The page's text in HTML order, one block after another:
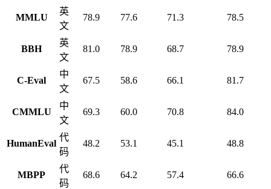
MMLU
英
文
78.9 77.6 71.3 78.5
BBH
英
文
81.0 78.9 68.7 78.9
C-Eval
中
文
67.5 58.6 66.1 81.7
CMMLU
中
文
69.3 60.0 70.8 84.0
HumanEval
代
码
48.2 53.1 45.1 48.8
MBPP
代
码
68.6 64.2 57.4 66.6